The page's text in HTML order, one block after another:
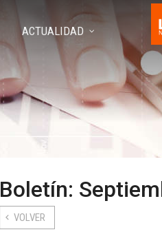
ACTUALIDAD
Boletín:
VOLVER